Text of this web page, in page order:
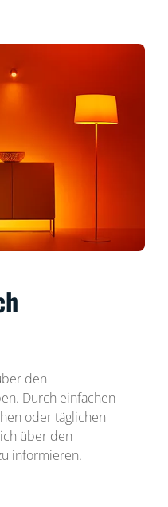
den
Durch einfachen
oder täglichen
über den
informieren.